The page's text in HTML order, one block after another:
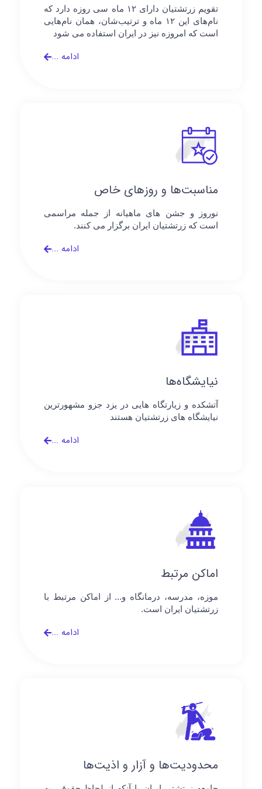
تقویم زرتشتیان دارای ۱۲ ماه سی روزه دارد که
نام‌های این ۱۲ ماه و ترتیب‌شان، همان نام‌هایی
است که امروزه نیز در ایران استفاده می شود
ادامه ...
مناسبت‌ها و روزهای خاص
نوروز و جشن های ماهیانه از جمله مراسمی
است که زرتشتیان ایران برگزار می کنند.
ادامه ...
نیایشگاه‌ها
آتشکده و زیارتگاه هایی در یزد جزو مشهورترین
نیایشگاه های زرتشتیان هستند
ادامه ...
اماکن مرتبط
موزه، مدرسه، درمانگاه و... از اماکن مرتبط با
زرتشتیان ایران است.
ادامه ...
محدودیت‌ها و آزار و اذیت‌ها